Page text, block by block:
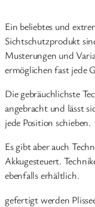
Ein beliebtes und
Sichtschutzprodukt
Musterungen und
ermöglichen fast jede
Die gebräuchlichste
angebracht und lässt
jede Position schieben.
Es gibt aber auch
Akkugesteuert.
ebenfalls erhältlich.
gefertigt werden